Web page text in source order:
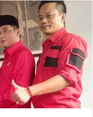
Pemdes dan BPD di